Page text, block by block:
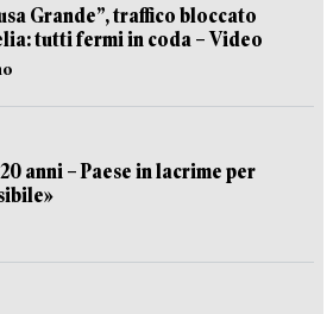
Grande”, traffico bloccato
tutti fermi in coda – Video
anni – Paese in lacrime per